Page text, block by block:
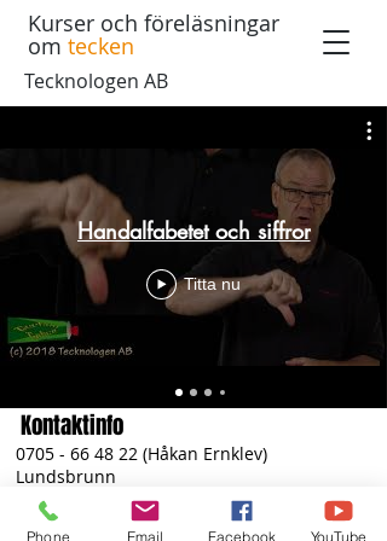
Tecknologen AB
Kurser och föreläsningar
om tecken
Handalfabetet och siffror
Titta nu
Kontaktinfo
0705 - 66 48 22 (Håkan Ernklev)
Lundsbrunn
hakan@tecknologen.se
Phone Email Facebook YouTube